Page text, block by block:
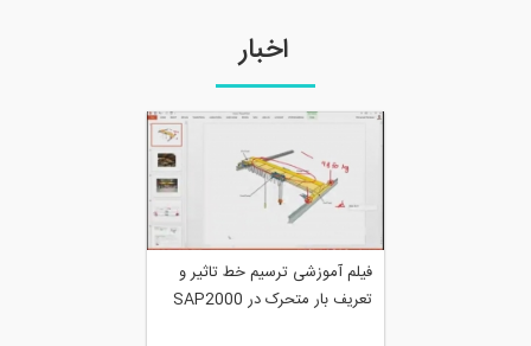
اخبار
فیلم آموزشی ترسیم خط تاثیر و
تعریف بار متحرک در SAP2000